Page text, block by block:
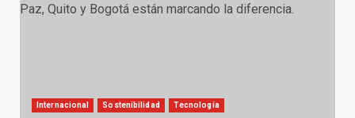
Internacional Sostenibilidad Tecnología